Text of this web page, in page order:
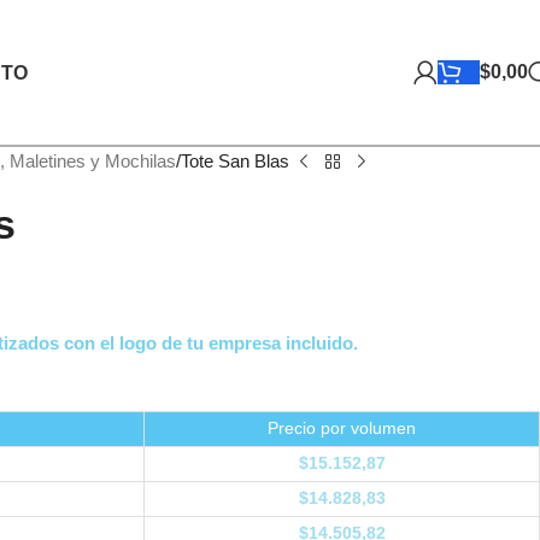
$0,00
Maletines y Mochilas Tote San Blas
con el logo de tu empresa incluido.
Precio por volumen
$15.152,87
$14.828,83
$14.505,82